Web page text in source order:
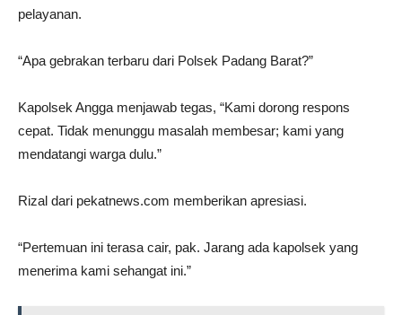
pelayanan.
“Apa gebrakan terbaru dari Polsek Padang Barat?”
Kapolsek Angga menjawab tegas, “Kami dorong respons
cepat. Tidak menunggu masalah membesar; kami yang
mendatangi warga dulu.”
Rizal dari pekatnews.com memberikan apresiasi.
“Pertemuan ini terasa cair, pak. Jarang ada kapolsek yang
menerima kami sehangat ini.”